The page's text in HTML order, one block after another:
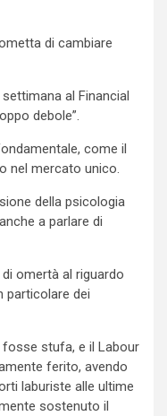
di cambiare
al Financial
debole”.
come il
nel mercato unico.
della psicologia
a parlare di
omertà al riguardo
particolare dei
fosse stufa, e il Labour
ferito, avendo
laburiste alle ultime
sostenuto il